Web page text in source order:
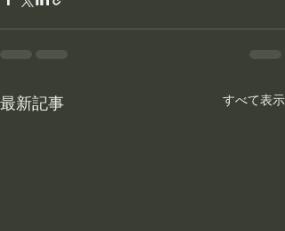
最新記事 すべて表示